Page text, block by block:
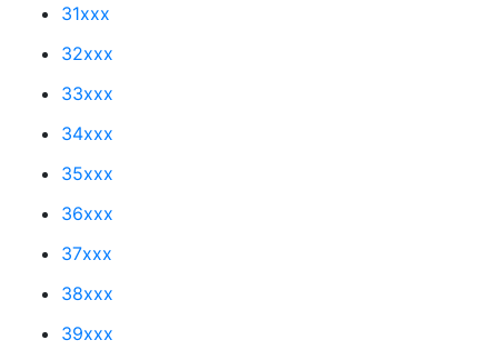
31xxx
32xxx
33xxx
34xxx
35xxx
36xxx
37xxx
38xxx
39xxx